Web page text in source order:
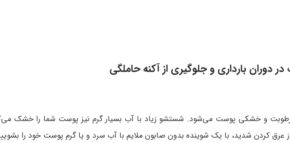
دوران بارداری و جلوگیری از آکنه حاملگی
و خشکی پوست می‌شود. شستشو زیاد با آب بسیار گرم نیز پوست شما را خشک
کردن شدید، با یک شوینده بدون صابون ملایم با آب سرد و یا گرم پوست خود را